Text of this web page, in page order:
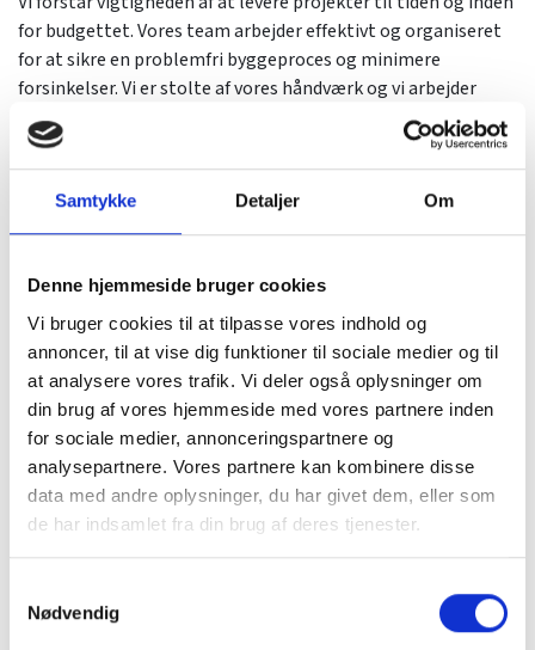
Samtykke Detaljer Om
Denne hjemmeside bruger cookies
Vi bruger cookies til at tilpasse vores indhold og
annoncer, til at vise dig funktioner til sociale medier og til
at analysere vores trafik. Vi deler også oplysninger om
din brug af vores hjemmeside med vores partnere inden
for sociale medier, annonceringspartnere og
analysepartnere. Vores partnere kan kombinere disse
data med andre oplysninger, du har givet dem, eller som
de har indsamlet fra din brug af deres tjenester.
Nødvendig
for budgettet. Vores team arbejder effektivt og organiseret
for at sikre en problemfri byggeproces og minimere
forsinkelser. Vi er stolte af vores håndværk og vi arbejder
derfor kun med de bedste materialer og anvender de nyeste
teknikker for at sikre, at jeres nybyggeri bliver udført med
højeste kvalitet og omhu.
Kontakt os i dag for en uforpligtende samtale og lad os
starte rejsen mod jeres nye hjem sammen. Vi giver gerne med
et uforpligtende tilbud jeres nybyggeri projekt. Skulle I have
spørgsmål, er vores medarbejdere klar til at besvare dem og
give yderligere information om vores tjenester. Vi ser frem til
at hjælpe jer med at bygge jeres drømmehjem!
Du kan ringe til os på telefon
22 44 30 50
eller send os en mail
til
hein.christiansen@gmail.com .
I kan også hurtig og nemt udfylde vores kontaktformular, så